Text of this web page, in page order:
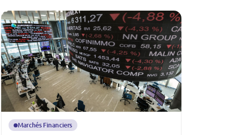
Marchés Financiers